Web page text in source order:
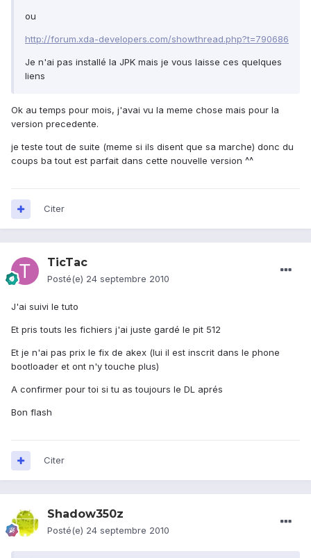
ou
http://forum.xda-developers.com/showthread.php?t=790686
Je n'ai pas installé la JPK mais je vous laisse ces quelques
liens
Ok au temps pour mois, j'avai vu la meme chose mais pour la
version precedente.
je teste tout de suite (meme si ils disent que sa marche) donc du
coups ba tout est parfait dans cette nouvelle version ^^
Citer
TicTac
Posté(e) 24 septembre 2010
J'ai suivi le tuto
Et pris touts les fichiers j'ai juste gardé le pit 512
Et je n'ai pas prix le fix de akex (lui il est inscrit dans le phone
bootloader et ont n'y touche plus)
A confirmer pour toi si tu as toujours le DL aprés
Bon flash
Citer
Shadow350z
Posté(e) 24 septembre 2010